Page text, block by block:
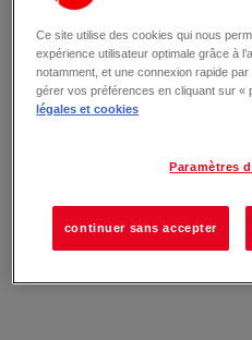
Ce site utilise des cookies qui nous
expérience utilisateur optimale grâce à
notamment, et une connexion rapide
gérer vos préférences en cliquant sur «
légales et cookies
Paramètres
continuer sans accepter